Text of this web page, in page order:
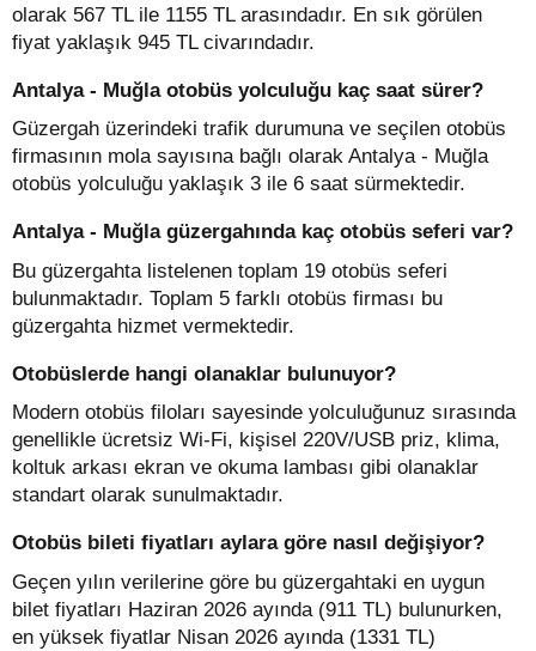
olarak 567 TL ile 1155 TL arasındadır. En sık görülen
fiyat yaklaşık 945 TL civarındadır.
Antalya - Muğla otobüs yolculuğu kaç saat sürer?
Güzergah üzerindeki trafik durumuna ve seçilen otobüs
firmasının mola sayısına bağlı olarak Antalya - Muğla
otobüs yolculuğu yaklaşık 3 ile 6 saat sürmektedir.
Antalya - Muğla güzergahında kaç otobüs seferi var?
Bu güzergahta listelenen toplam 19 otobüs seferi
bulunmaktadır. Toplam 5 farklı otobüs firması bu
güzergahta hizmet vermektedir.
Otobüslerde hangi olanaklar bulunuyor?
Modern otobüs filoları sayesinde yolculuğunuz sırasında
genellikle ücretsiz Wi-Fi, kişisel 220V/USB priz, klima,
koltuk arkası ekran ve okuma lambası gibi olanaklar
standart olarak sunulmaktadır.
Otobüs bileti fiyatları aylara göre nasıl değişiyor?
Geçen yılın verilerine göre bu güzergahtaki en uygun
bilet fiyatları Haziran 2026 ayında (911 TL) bulunurken,
en yüksek fiyatlar Nisan 2026 ayında (1331 TL)